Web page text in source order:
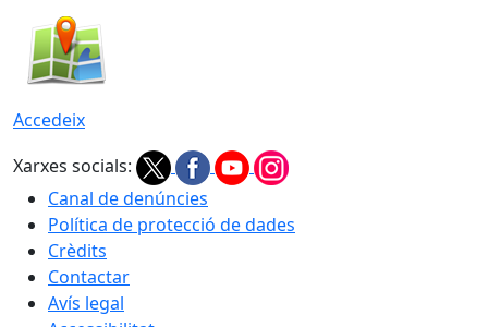
Accedeix
Xarxes socials:
Canal de denúncies
Política de protecció de dades
Crèdits
Contactar
Avís legal